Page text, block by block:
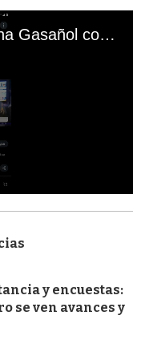
El mal momento de Yanina Gasañol con un hincha argentino en "Subrayado"
y encuestas:
se ven avances y